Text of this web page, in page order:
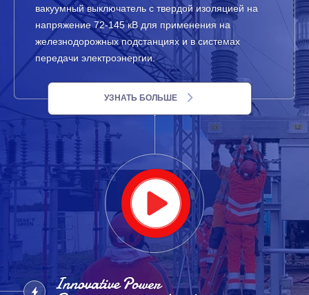
вакуумный выключатель с твердой изоляцией на
напряжение 72-145 кВ для применения на
железнодорожных подстанциях и в системах
передачи электроэнергии.
УЗНАТЬ БОЛЬШЕ